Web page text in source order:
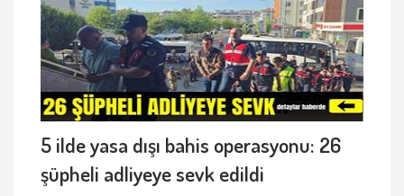
5 ilde yasa dışı bahis operasyonu: 26
şüpheli adliyeye sevk edildi